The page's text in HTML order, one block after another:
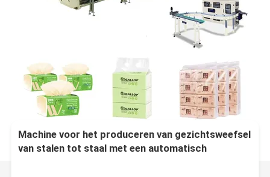
Machine voor het produceren van gezichtsweefsel
van stalen tot staal met een automatisch